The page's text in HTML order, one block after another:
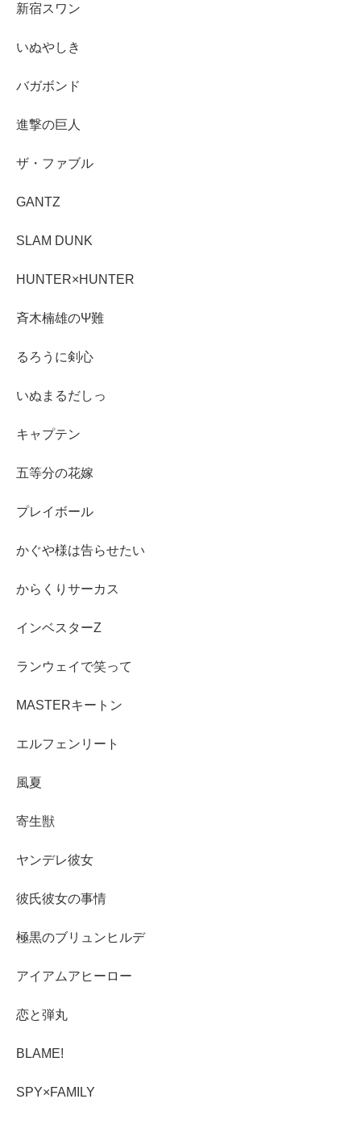
新宿スワン
いぬやしき
バガボンド
進撃の巨人
ザ・ファブル
GANTZ
SLAM DUNK
HUNTER×HUNTER
斉木楠雄のΨ難
るろうに剣心
いぬまるだしっ
キャプテン
五等分の花嫁
プレイボール
かぐや様は告らせたい
からくりサーカス
インベスターZ
ランウェイで笑って
MASTERキートン
エルフェンリート
風夏
寄生獣
ヤンデレ彼女
彼氏彼女の事情
極黒のブリュンヒルデ
アイアムアヒーロー
恋と弾丸
BLAME!
SPY×FAMILY